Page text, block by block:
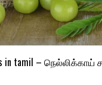
in tamil –